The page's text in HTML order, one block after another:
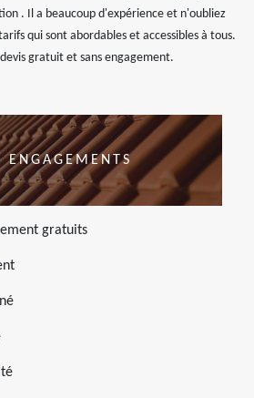
. Il a beaucoup d'expérience et n'oubliez
qui sont abordables et accessibles à tous.
gratuit et sans engagement.
ENGAGEMENTS
gratuits